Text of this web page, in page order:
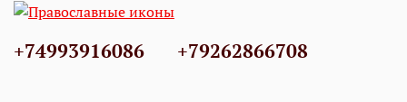
+74993916086 +79262866708